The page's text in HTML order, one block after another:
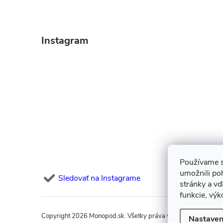
Používame
umožnili
stránky a
funkcie,
Instagram
Sledovať na Instagrame
Copyright 2026 Monopod.sk. Všetky práva vyhradené.Upraviť